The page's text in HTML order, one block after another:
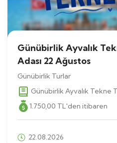
Günübirlik Ayvalık
Adası 22 Ağustos
Günübirlik Turlar
Günübirlik Ayvalık Tekne
1.750,00 TL'den itibaren
22.08.2026